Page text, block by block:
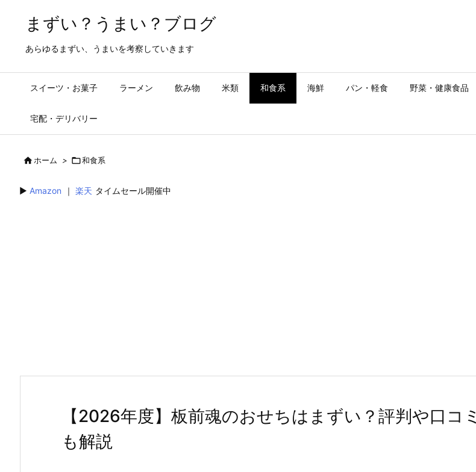
まずい？うまい？ブログ
あらゆるまずい、うまいを考察していきます
スイーツ・お菓子 ラーメン 飲み物 米類 和食系 海鮮 パン・軽食 野菜・健康食品
宅配・デリバリー
ホーム > 和食系
▶︎ Amazon ｜ 楽天 タイムセール開催中
【2026年度】板前魂のおせちはまずい？評判や口コミ
も解説